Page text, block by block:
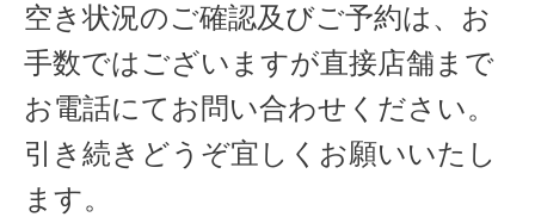
空き状況のご確認及びご予約は、お
手数ではございますが直接店舗まで
お電話にてお問い合わせください。
引き続きどうぞ宜しくお願いいたし
ます。